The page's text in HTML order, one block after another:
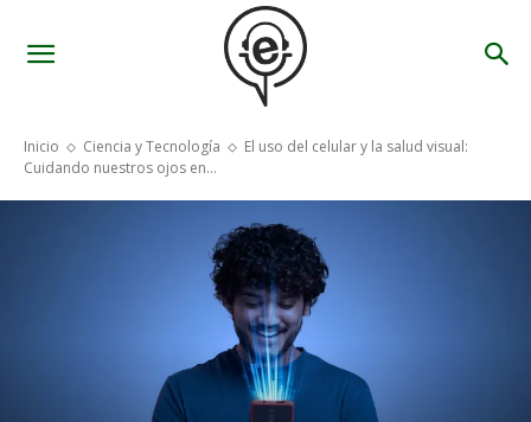
Inicio Ciencia y Tecnología
El uso del celular y la salud visual:
Cuidando nuestros ojos en...